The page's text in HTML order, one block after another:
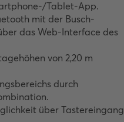
Tablet-App.
mit der Busch-
das Web-Interface des
von 2,20 m
durch
über Tastereingang